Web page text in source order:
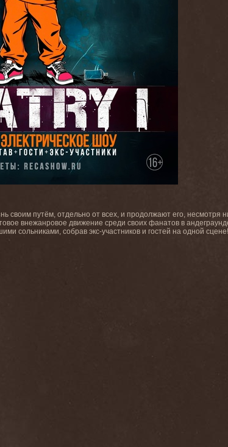
своим путём, отдельно от всех, и продолжают его, несмотря
внежанровое движение среди своих фанатов в
сольниками, собрав экс-участников и гостей на одной сцене!